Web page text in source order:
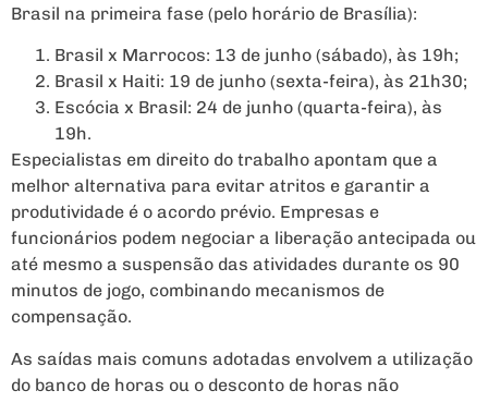
Brasil na primeira fase (pelo horário de Brasília):
Brasil x Marrocos: 13 de junho (sábado), às 19h;
Brasil x Haiti: 19 de junho (sexta-feira), às 21h30;
Escócia x Brasil: 24 de junho (quarta-feira), às
19h.
Especialistas em direito do trabalho apontam que a
melhor alternativa para evitar atritos e garantir a
produtividade é o acordo prévio. Empresas e
funcionários podem negociar a liberação antecipada ou
até mesmo a suspensão das atividades durante os 90
minutos de jogo, combinando mecanismos de
compensação.
As saídas mais comuns adotadas envolvem a utilização
do banco de horas ou o desconto de horas não